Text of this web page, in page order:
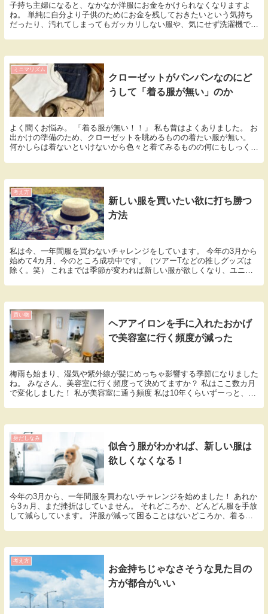
子持ち主婦になると、なかなか洋服にお金をかけられなくなりますよ
ね。 単純に自分より子供のためにお金を残しておきたいという気持ち
だったり、汚れてしまってもガッカリしない服や、気にせず洗濯機で回
ミニマリズム
クローゼットがパンパンなのにど
うして「着る服が無い」のか
よく聞くお悩み。 「着る服が無い！！」 私も昔はよくありました。 お
出かけの準備のため、クローゼットを眺めるものの着たい服が無い。
何かしらは着ないといけないから色々と着てみるものの何にもしっくり
考え方
新しい服を買いたい欲に打ち勝つ
方法
私は今、一年間服を買わないチャレンジをしています。 今年の3月から
始めて4カ月、今のところ成功中です。（ツアーTなどの推しグッズは
除く。笑） これまでは季節が変われば新しい服が欲しくなり、ユニク
買い物
ヘアアイロンを手に入れたおかげ
で美容室に行く頻度が減った
梅雨も始まり、湿気や紫外線が髪にめっちゃ影響する季節になりました
ね。 みなさん、美容室に行く頻度って決めてますか？ 私はここ数カ月
で変化しました！ 私が美容室に通う頻度 私は10年くらいずーっと、ア
身だしなみ
似合う服がわかれば、新しい服は
欲しくなくなる！
今年の3月から、一年間服を買わないチャレンジを始めました！ あれか
ら3ヵ月、まだ挫折はしていません。 それどころか、どんどん服を手放
して減らしています。 洋服が減って困ることはないどころか、着る服
考え方
お金持ちじゃなさそうな見た目の
方が都合がいい